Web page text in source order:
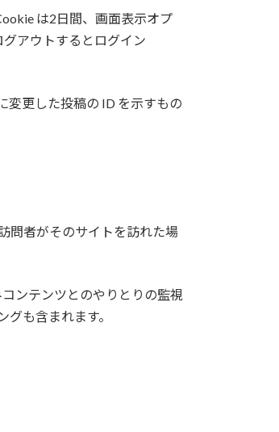
は2日間、画面表示オプ
アウトするとログイン
変更した投稿の ID を示すもの
問者がそのサイトを訪れた場
ンテンツとのやりとりの監視
も含まれます。